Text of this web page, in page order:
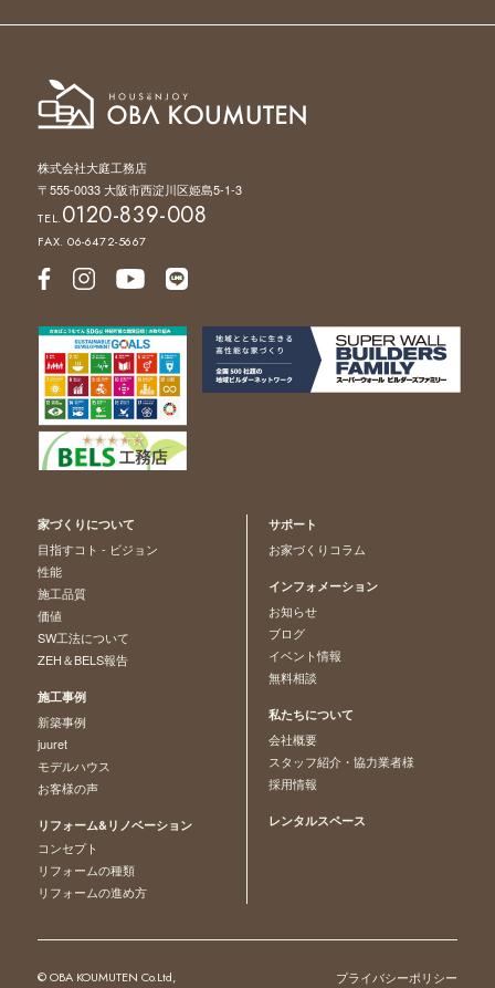
株式会社大庭工務店
〒555-0033 大阪市西淀川区姫島5-1-3
TEL.0120-839-008
FAX. 06-6472-5667
家づくりについて
目指すコト - ビジョン
性能
施工品質
価値
SW工法について
ZEH＆BELS報告
施工事例
新築事例
juuret
モデルハウス
お客様の声
リフォーム&リノベーション
コンセプト
リフォームの種類
リフォームの進め方
サポート
お家づくりコラム
インフォメーション
お知らせ
ブログ
イベント情報
無料相談
私たちについて
会社概要
スタッフ紹介・協力業者様
採用情報
レンタルスペース
© OBA KOUMUTEN Co.Ltd, プライバシーポリシー